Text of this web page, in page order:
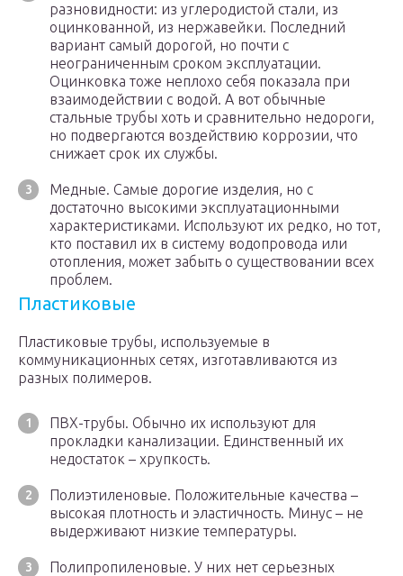
разновидности: из углеродистой стали, из
оцинкованной, из нержавейки. Последний
вариант самый дорогой, но почти с
неограниченным сроком эксплуатации.
Оцинковка тоже неплохо себя показала при
взаимодействии с водой. А вот обычные
стальные трубы хоть и сравнительно недороги,
но подвергаются воздействию коррозии, что
снижает срок их службы.
Медные. Самые дорогие изделия, но с
достаточно высокими эксплуатационными
характеристиками. Используют их редко, но тот,
кто поставил их в систему водопровода или
отопления, может забыть о существовании всех
проблем.
Пластиковые
Пластиковые трубы, используемые в
коммуникационных сетях, изготавливаются из
разных полимеров.
ПВХ-трубы. Обычно их используют для
прокладки канализации. Единственный их
недостаток – хрупкость.
Полиэтиленовые. Положительные качества –
высокая плотность и эластичность. Минус – не
выдерживают низкие температуры.
Полипропиленовые. У них нет серьезных